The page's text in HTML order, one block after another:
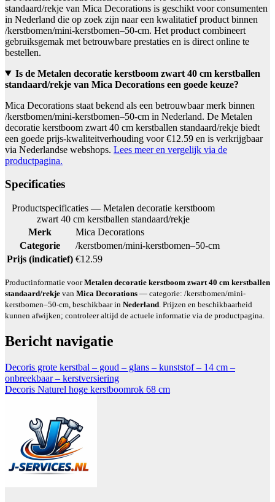
standaard/rekje van Mica Decorations is geschikt voor consumenten
in Nederland die op zoek zijn naar een kwalitatief product binnen
/kerstbomen/mini-kerstbomen–50-cm. Het product combineert
gebruiksgemak met betrouwbare prestaties en is direct online te
bestellen.
Is de Metalen decoratie kerstboom zwart 40 cm kerstballen
standaard/rekje van Mica Decorations een goede keuze?
Mica Decorations staat bekend als een betrouwbaar merk binnen
/kerstbomen/mini-kerstbomen–50-cm in Nederland. De Metalen
decoratie kerstboom zwart 40 cm kerstballen standaard/rekje biedt
een goede prijs-kwaliteitverhouding voor €12.59 en is verkrijgbaar
via Nederlandse webshops. Lees meer en vergelijk via de
productpagina.
Specificaties
Productspecificaties — Metalen decoratie kerstboom
zwart 40 cm kerstballen standaard/rekje
Merk
Mica Decorations
Categorie
/kerstbomen/mini-kerstbomen–50-cm
Prijs (indicatief) €12.59
Productinformatie voorMetalen decoratie kerstboom zwart 40 cm kerstballen
standaard/rekje van Mica Decorations — categorie: /kerstbomen/mini-
kerstbomen–50-cm, beschikbaar in Nederland. Prijzen en beschikbaarheid
kunnen afwijken; controleer altijd de actuele informatie via de productpagina.
Bericht navigatie
Decoris grote kerstbal – goud – glans – kunststof – 14 cm –
onbreekbaar – kerstversiering
Decoris Naturel hoge kerstboomrok 68 cm